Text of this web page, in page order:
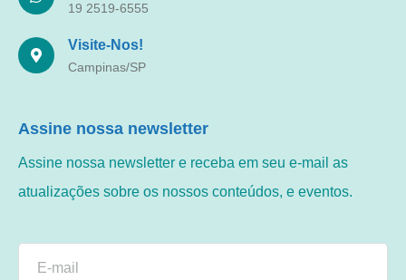
19 2519-6555
Visite-Nos!
Campinas/SP
Assine nossa newsletter
Assine nossa newsletter e receba em seu e-mail as
atualizações sobre os nossos conteúdos, e eventos.